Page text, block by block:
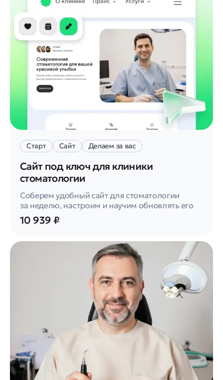
Старт Сайт Делаем за вас
Сайт под ключ для клиники
стоматологии
Соберем удобный сайт для стоматологии
за неделю, настроим и научим обновлять его
10 939 ₽